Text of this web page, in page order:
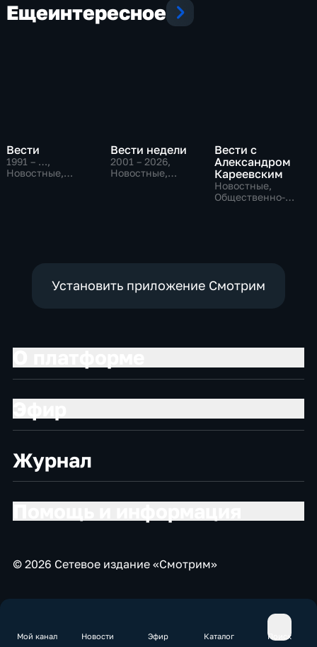
Мой канал Новости Эфир Каталог Поиск
Ещеинтересное
Вести
1991 – …,
Новостные,
Вести недели
2001 – 2026,
Новостные,
Вести с
Александром
Кареевским
Новостные,
Общественно-
Установить приложение Смотрим
Журнал
© 2026 Сетевое издание «Смотрим»